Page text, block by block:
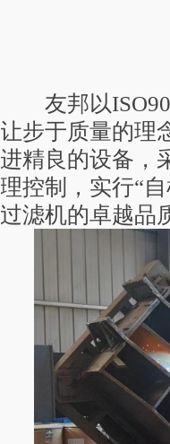
友邦以
让步于质量的理
进精良的设备，
理控制
，实行“
过滤机的卓越品